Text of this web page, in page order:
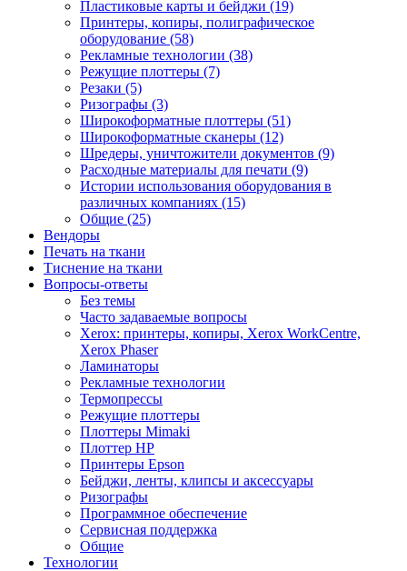
Пластиковые карты и бейджи (19)
Принтеры, копиры, полиграфическое
оборудование (58)
Рекламные технологии (38)
Режущие плоттеры (7)
Резаки (5)
Ризографы (3)
Широкоформатные плоттеры (51)
Широкоформатные сканеры (12)
Шредеры, уничтожители документов (9)
Расходные материалы для печати (9)
Истории использования оборудования в
различных компаниях (15)
Общие (25)
Вендоры
Печать на ткани
Тиснение на ткани
Вопросы-ответы
Без темы
Часто задаваемые вопросы
Xerox: принтеры, копиры, Xerox WorkCentre,
Xerox Phaser
Ламинаторы
Рекламные технологии
Термопрессы
Режущие плоттеры
Плоттеры Mimaki
Плоттер HP
Принтеры Epson
Бейджи, ленты, клипсы и аксессуары
Ризографы
Программное обеспечение
Сервисная поддержка
Общие
Технологии